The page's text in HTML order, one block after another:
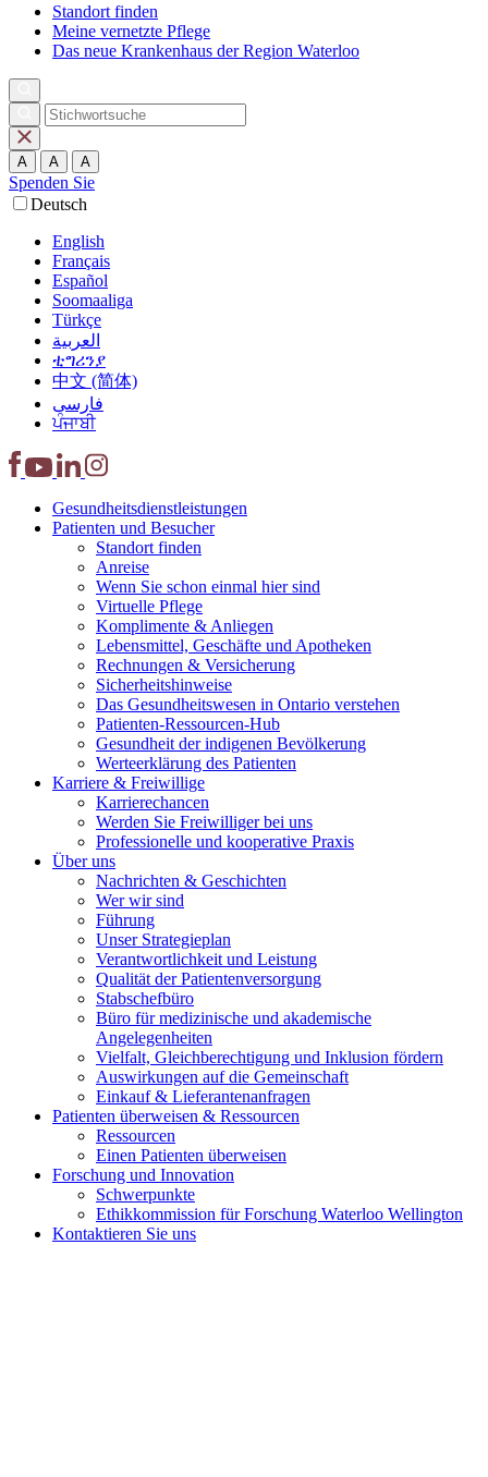
Standort finden
Meine vernetzte Pflege
Das neue Krankenhaus der Region Waterloo
A A A
Spenden Sie
Deutsch
English
Français
Español
Soomaaliga
Türkçe
العربية‏
ቲግሪንያ
中文 (简体)
فارسی
ਪੰਜਾਬੀ
Gesundheitsdienstleistungen
Patienten und Besucher
Standort finden
Anreise
Wenn Sie schon einmal hier sind
Virtuelle Pflege
Komplimente & Anliegen
Lebensmittel, Geschäfte und Apotheken
Rechnungen & Versicherung
Sicherheitshinweise
Das Gesundheitswesen in Ontario verstehen
Patienten-Ressourcen-Hub
Gesundheit der indigenen Bevölkerung
Werteerklärung des Patienten
Karriere & Freiwillige
Karrierechancen
Werden Sie Freiwilliger bei uns
Professionelle und kooperative Praxis
Über uns
Nachrichten & Geschichten
Wer wir sind
Führung
Unser Strategieplan
Verantwortlichkeit und Leistung
Qualität der Patientenversorgung
Stabschefbüro
Büro für medizinische und akademische
Angelegenheiten
Vielfalt, Gleichberechtigung und Inklusion fördern
Auswirkungen auf die Gemeinschaft
Einkauf & Lieferantenanfragen
Patienten überweisen & Ressourcen
Ressourcen
Einen Patienten überweisen
Forschung und Innovation
Schwerpunkte
Ethikkommission für Forschung Waterloo Wellington
Kontaktieren Sie uns